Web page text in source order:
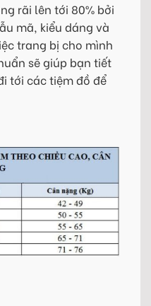
rãi lên tới 80% bởi
mã, kiểu dáng và
trang bị cho mình
sẽ giúp bạn tiết
tới các tiệm đồ để